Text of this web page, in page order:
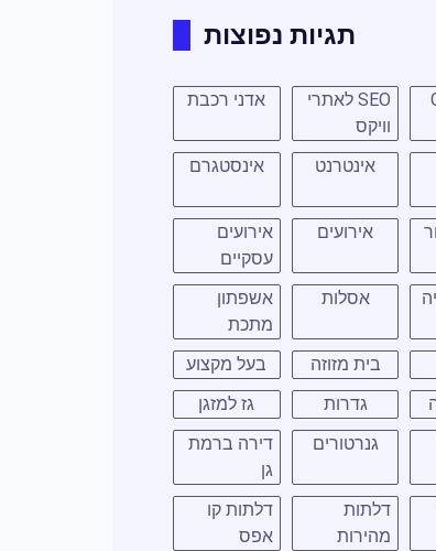
תגיות נפוצות
SEO לאתרי
וויקס
אדני רכבת
אינטרנט אינסטגרם
אירועים
אירועים
עסקיים
אסלות
אשפתון
מתכת
בית מזוזה
בעל מקצוע
גדרות
גז למזגן
גנרטורים
דירה ברמת
גן
דלתות
מהירות
דלתות קו
אפס